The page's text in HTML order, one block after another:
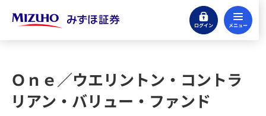
ログイン
株式
投資信託のお取引をはじめる
Ｏｎｅ／ウエリントン・コントラ
リアン・バリュー・ファンド